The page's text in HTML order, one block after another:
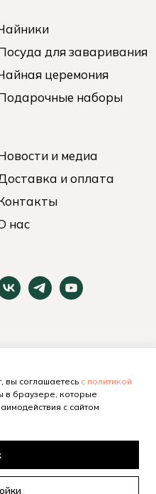
для заваривания
церемония
наборы
и медиа
и оплата
нас
вы соглашаетесь с политикой
в браузере, которые
с сайтом